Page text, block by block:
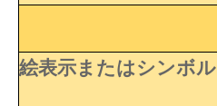
絵表示またはシンボル